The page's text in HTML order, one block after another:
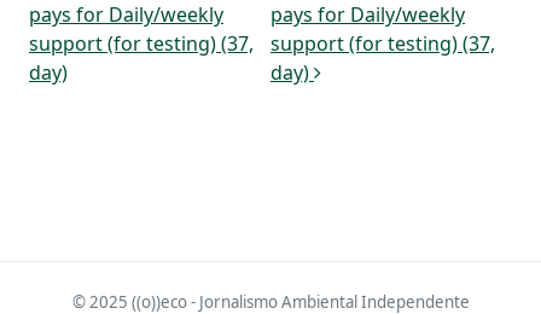
pays for Daily/weekly
support (for testing) (37,
day)
pays for Daily/weekly
support (for testing) (37,
day)
© 2025 ((o))eco - Jornalismo Ambiental Independente